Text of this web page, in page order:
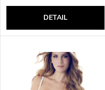
d
d
DETAIL